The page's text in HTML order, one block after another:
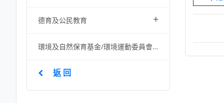
德育及公民教育 +
環境及自然保育基金/環境運動委員會資助項目
返 回